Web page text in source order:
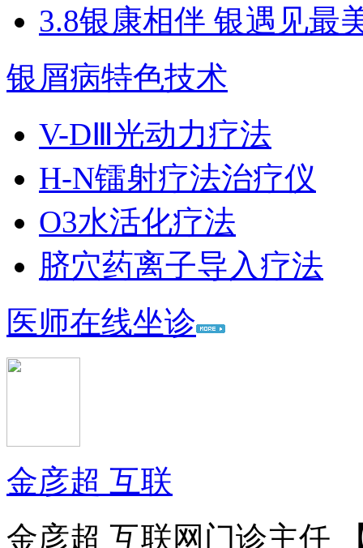
3.8银康相伴 银遇见最
银屑病特色技术
V-DⅢ光动力疗法
H-N镭射疗法治疗仪
O3水活化疗法
脐穴药离子导入疗法
医师在线坐诊
金彦超 互联
金彦超 互联网门诊主任